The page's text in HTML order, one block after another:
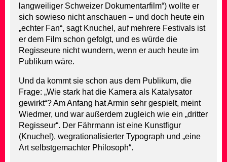
langweiliger Schweizer Dokumentarfilm“) wollte er
sich sowieso nicht anschauen – und doch heute ein
„echter Fan“, sagt Knuchel, auf mehrere Festivals ist
er dem Film schon gefolgt, und es würde die
Regisseure nicht wundern, wenn er auch heute im
Publikum wäre.
Und da kommt sie schon aus dem Publikum, die
Frage: „Wie stark hat die Kamera als Katalysator
gewirkt“? Am Anfang hat Armin sehr gespielt, meint
Wiedmer, und war außerdem zugleich wie ein „dritter
Regisseur“. Der Fährmann ist eine Kunstfigur
(Knuchel), wegrationalisierter Typograph und „eine
Art selbstgemachter Philosoph“.